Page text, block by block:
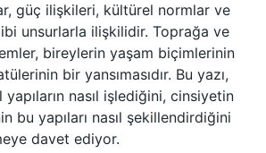
güç ilişkileri, kültürel normlar ve
unsurlarla ilişkilidir. Toprağa ve
bireylerin yaşam biçimlerinin
bir yansımasıdır. Bu yazı,
nasıl işlediğini, cinsiyetin
bu yapıları nasıl şekillendirdiğini
davet ediyor.